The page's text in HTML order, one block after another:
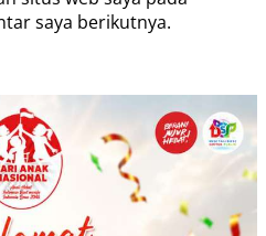
saya berikutnya.